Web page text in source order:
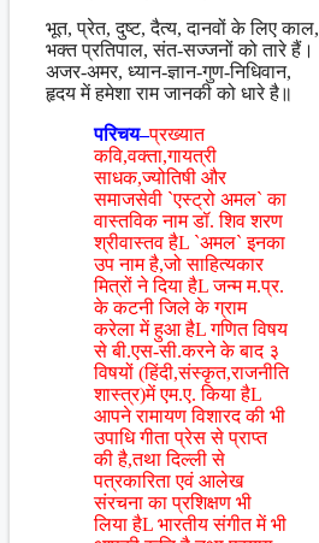
भूत, प्रेत, दुष्ट, दैत्य, दानवों के लिए काल,
भक्त प्रतिपाल, संत-सज्जनों को तारे हैं।
अजर-अमर, ध्यान-ज्ञान-गुण-निधिवान,
हृदय में हमेशा राम जानकी को धारे है॥
परिचय–प्रख्यात
कवि,वक्ता,गायत्री
साधक,ज्योतिषी और
समाजसेवी `एस्ट्रो अमल` का
वास्तविक नाम डॉ. शिव शरण
श्रीवास्तव हैL `अमल` इनका
उप नाम है,जो साहित्यकार
मित्रों ने दिया हैL जन्म म.प्र.
के कटनी जिले के ग्राम
करेला में हुआ हैL गणित विषय
से बी.एस-सी.करने के बाद ३
विषयों (हिंदी,संस्कृत,राजनीति
शास्त्र)में एम.ए. किया हैL
आपने रामायण विशारद की भी
उपाधि गीता प्रेस से प्राप्त
की है,तथा दिल्ली से
पत्रकारिता एवं आलेख
संरचना का प्रशिक्षण भी
लिया हैL भारतीय संगीत में भी